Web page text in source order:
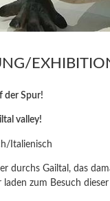
der Spur!
valley!
Italienisch
durchs Gailtal, das
zum Besuch